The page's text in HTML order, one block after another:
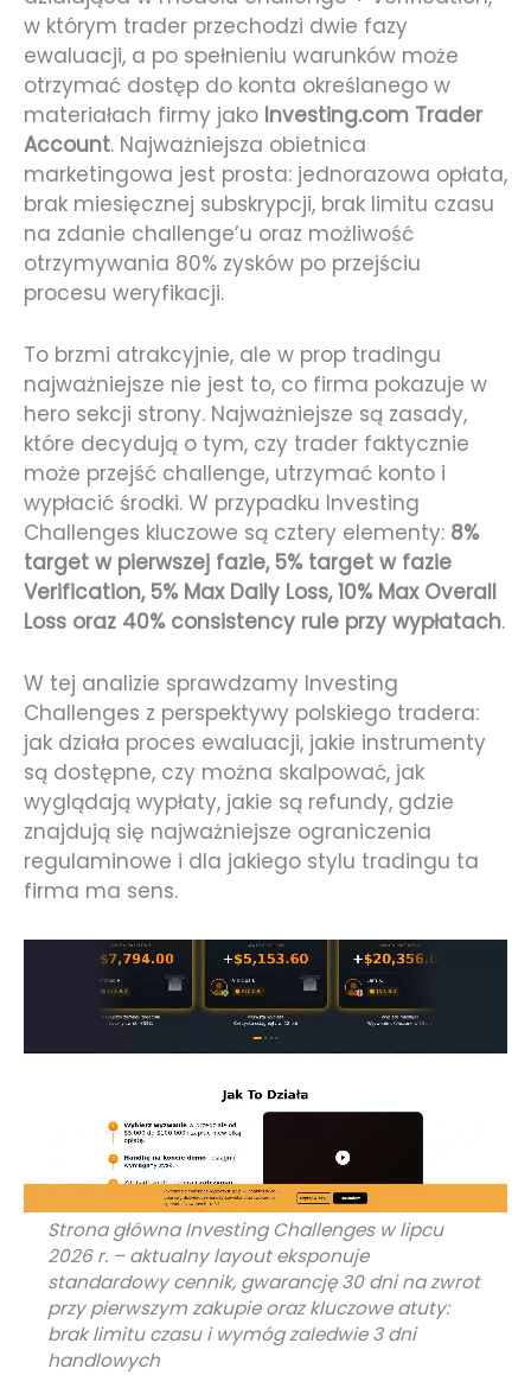
w którym trader przechodzi dwie fazy
ewaluacji, a po spełnieniu warunków może
otrzymać dostęp do konta określanego w
materiałach firmy jako Investing.com Trader
Account. Najważniejsza obietnica
marketingowa jest prosta: jednorazowa opłata,
brak miesięcznej subskrypcji, brak limitu czasu
na zdanie challenge’u oraz możliwość
otrzymywania 80% zysków po przejściu
procesu weryfikacji.
To brzmi atrakcyjnie, ale w prop tradingu
najważniejsze nie jest to, co firma pokazuje w
hero sekcji strony. Najważniejsze są zasady,
które decydują o tym, czy trader faktycznie
może przejść challenge, utrzymać konto i
wypłacić środki. W przypadku Investing
Challenges kluczowe są cztery elementy: 8%
target w pierwszej fazie, 5% target w fazie
Verification, 5% Max Daily Loss, 10% Max Overall
Loss oraz 40% consistency rule przy wypłatach.
W tej analizie sprawdzamy Investing
Challenges z perspektywy polskiego tradera:
jak działa proces ewaluacji, jakie instrumenty
są dostępne, czy można skalpować, jak
wyglądają wypłaty, jakie są refundy, gdzie
znajdują się najważniejsze ograniczenia
regulaminowe i dla jakiego stylu tradingu ta
firma ma sens.
Strona główna Investing Challenges w lipcu
2026 r. – aktualny layout eksponuje
standardowy cennik, gwarancję 30 dni na zwrot
przy pierwszym zakupie oraz kluczowe atuty:
brak limitu czasu i wymóg zaledwie 3 dni
handlowych